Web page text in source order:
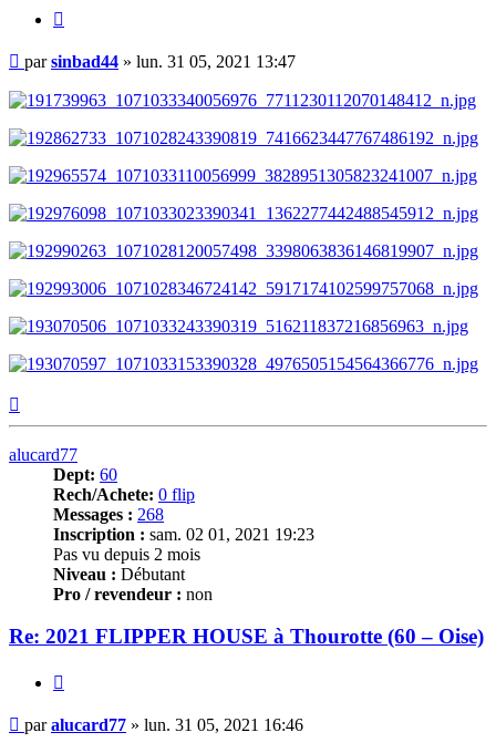
Message
parsinbad44 » lun. 31 05, 2021 13:47
alucard77
Dept: 60
Rech/Achete: 0 flip
Messages : 268
Inscription : sam. 02 01, 2021 19:23
Pas vu depuis 2 mois
Niveau : Débutant
Pro / revendeur : non
Re: 2021 FLIPPER HOUSE à Thourotte (60 – Oise)
Message
paralucard77 » lun. 31 05, 2021 16:46